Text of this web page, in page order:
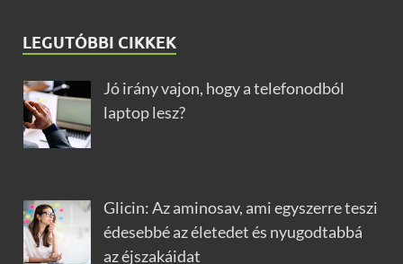
LEGUTÓBBI CIKKEK
Jó irány vajon, hogy a telefonodból
laptop lesz?
Glicin: Az aminosav, ami egyszerre teszi
édesebbé az életedet és nyugodtabbá
az éjszakáidat